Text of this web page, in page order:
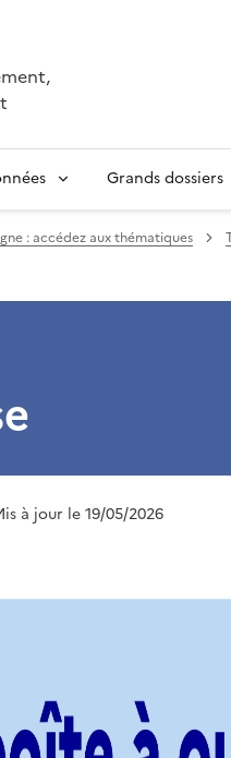
Grands dossiers
: accédez aux thématiques
à jour le 19/05/2026